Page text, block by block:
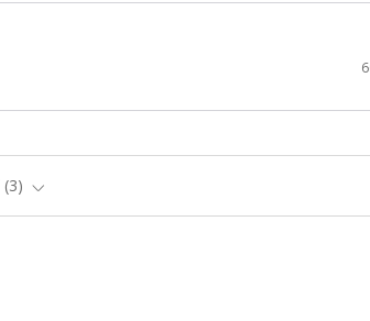
3